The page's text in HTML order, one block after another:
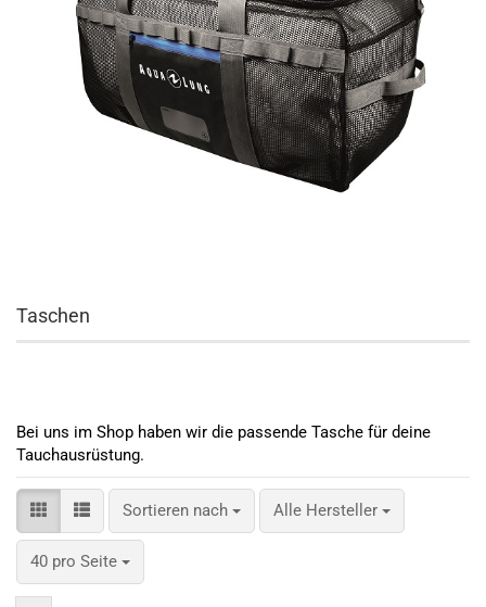
Taschen
Bei uns im Shop haben wir die passende Tasche für deine
Tauchausrüstung.
Sortieren nach
Sortieren nach Alle Hersteller
40 pro Seite
pro Seite